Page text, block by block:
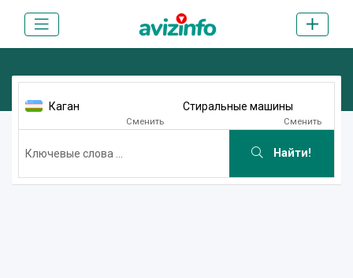
Каган
Сменить
Стиральные машины
Сменить
Найти!